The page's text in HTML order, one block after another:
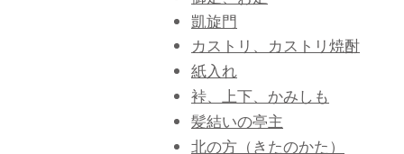
凱旋門
カストリ、カストリ焼酎
紙入れ
裃、上下、かみしも
髪結いの亭主